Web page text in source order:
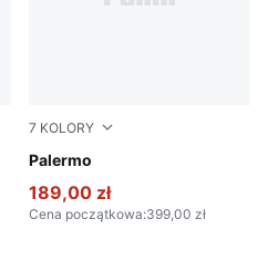
Gum
7 KOLORY
Palermo
Rosy Outlook-Gum
189,00 zł
Cena początkowa:399,00 zł